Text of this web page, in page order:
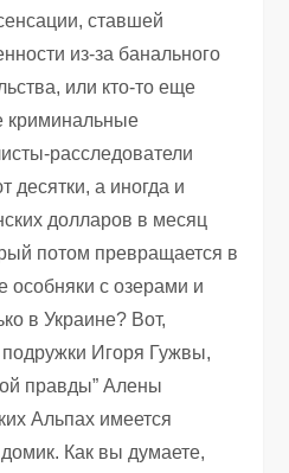
ставшей
из-за банального
или кто-то еще
криминальные
расследователи
десятки, а иногда и
долларов в месяц
потом превращается в
особняки с озерами и
в Украине? Вот,
Игоря Гужвы,
правды” Алены
Альпах имеется
Как вы думаете,